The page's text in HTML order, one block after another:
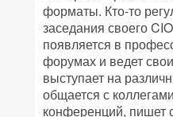
форматы. Кто-то
заседания своего
появляется в
форумах и ведет
выступает на
общается с
конференций, пишет